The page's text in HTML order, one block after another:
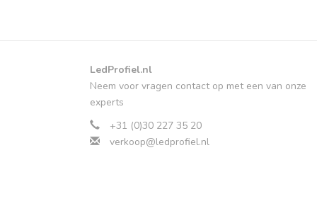
LedProfiel.nl
Neem voor vragen contact op met een van onze
experts
+31 (0)30 227 35 20
verkoop@ledprofiel.nl